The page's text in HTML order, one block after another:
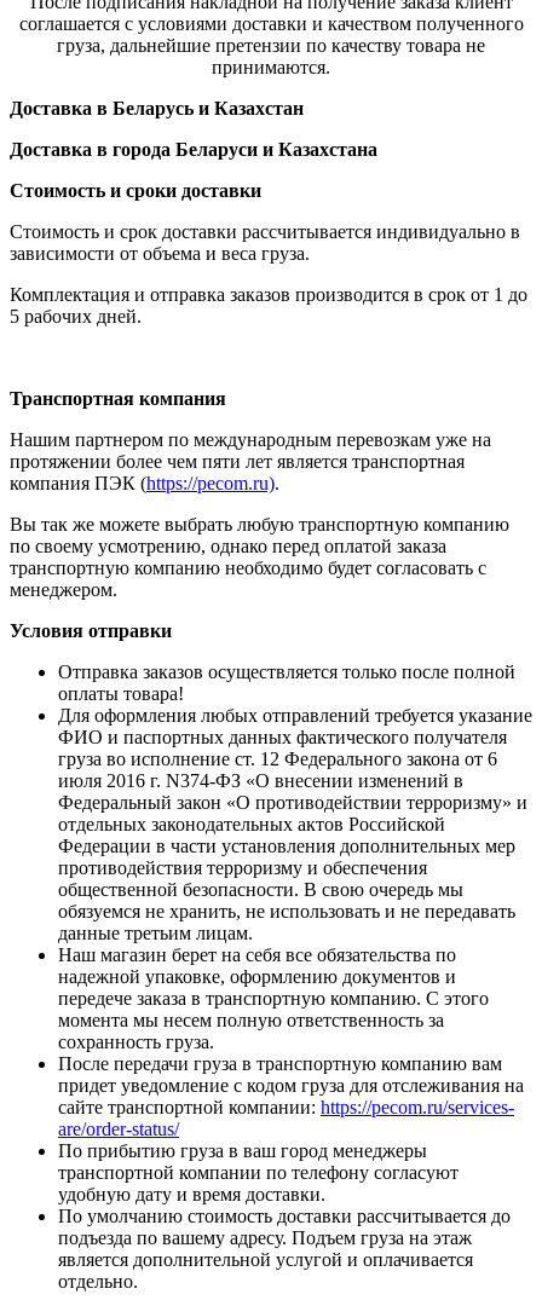
соглашается с условиями доставки и качеством полученного
груза, дальнейшие претензии по качеству товара не
принимаются.
Доставка в Беларусь и Казахстан
Доставка в города Беларуси и Казахстана
Стоимость и сроки доставки
Стоимость и срок доставки рассчитывается индивидуально в
зависимости от объема и веса груза.
Комплектация и отправка заказов производится в срок от 1 до
5 рабочих дней.
Транспортная компания
Нашим партнером по международным перевозкам уже на
протяжении более чем пяти лет является транспортная
компания ПЭК (https://pecom.ru).
Вы так же можете выбрать любую транспортную компанию
по своему усмотрению, однако перед оплатой заказа
транспортную компанию необходимо будет согласовать с
менеджером.
Условия отправки
Отправка заказов осуществляется только после полной
оплаты товара!
Для оформления любых отправлений требуется указание
ФИО и паспортных данных фактического получателя
груза во исполнение ст. 12 Федерального закона от 6
июля 2016 г. N374-ФЗ «О внесении изменений в
Федеральный закон «О противодействии терроризму» и
отдельных законодательных актов Российской
Федерации в части установления дополнительных мер
противодействия терроризму и обеспечения
общественной безопасности. В свою очередь мы
обязуемся не хранить, не использовать и не передавать
данные третьим лицам.
Наш магазин берет на себя все обязательства по
надежной упаковке, оформлению документов и
передече заказа в транспортную компанию. С этого
момента мы несем полную ответственность за
сохранность груза.
После передачи груза в транспортную компанию вам
придет уведомление с кодом груза для отслеживания на
сайте транспортной компании: https://pecom.ru/services-
are/order-status/
По прибытию груза в ваш город менеджеры
транспортной компании по телефону согласуют
удобную дату и время доставки.
По умолчанию стоимость доставки рассчитывается до
подъезда по вашему адресу. Подъем груза на этаж
является дополнительной услугой и оплачивается
отдельно.